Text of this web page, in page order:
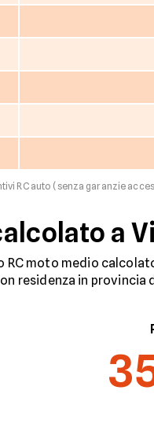
RC auto (senza garanzie
a
RC moto medio
residenza in provincia